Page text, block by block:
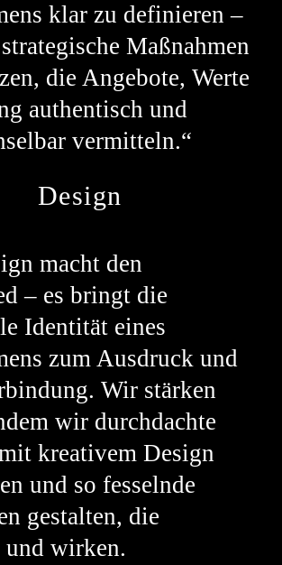
klar zu definieren –
Maßnahmen
die Angebote, Werte
authentisch und
vermitteln.“
Design
macht den
– es bringt die
Identität eines
zum Ausdruck und
Wir stärken
wir durchdachte
kreativem Design
und so fesselnde
gestalten, die
und wirken.